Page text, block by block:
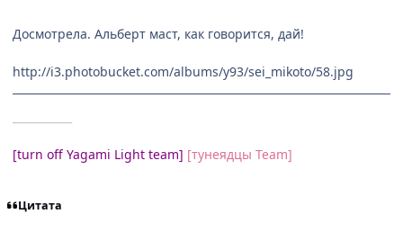
Досмотрела. Альберт маст, как говорится, дай!
http://i3.photobucket.com/albums/y93/sei_mikoto/58.jpg
[turn off Yagami Light team] [тунеядцы Team]
Цитата